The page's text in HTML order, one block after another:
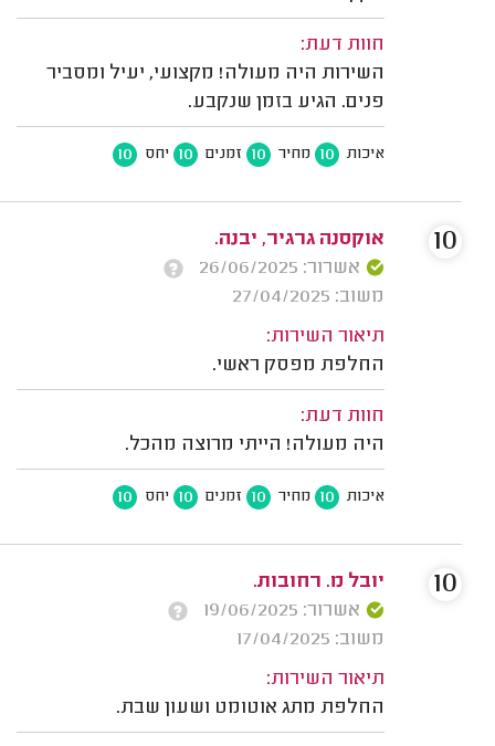
חוות דעת:
השירות היה מעולה! מקצועי, יעיל ומסביר
פנים. הגיע בזמן שנקבע.
איכות 10 מחיר 10 זמנים 10 יחס 10
אוקסנה גרגיר, יבנה.
אשרור: 26/06/2025
משוב: 27/04/2025
תיאור השירות:
החלפת מפסק ראשי.
חוות דעת:
היה מעולה! הייתי מרוצה מהכל.
איכות 10 מחיר 10 זמנים 10 יחס 10
10
יובל מ. רחובות.
אשרור: 19/06/2025
משוב: 17/04/2025
תיאור השירות:
החלפת מתג אוטומט ושעון שבת.
10